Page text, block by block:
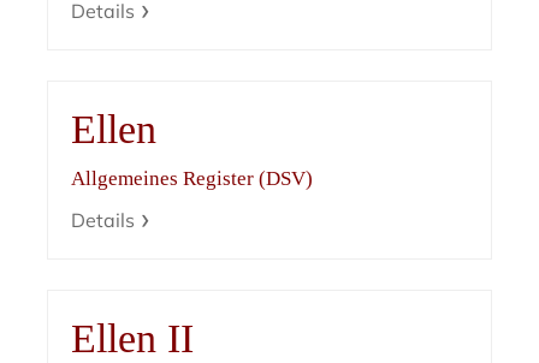
Details
Ellen
Allgemeines Register (DSV)
Details
Ellen II